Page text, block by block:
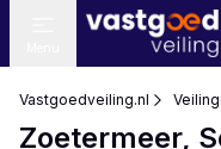
Vastgoedveiling.nl
Zoetermeer,